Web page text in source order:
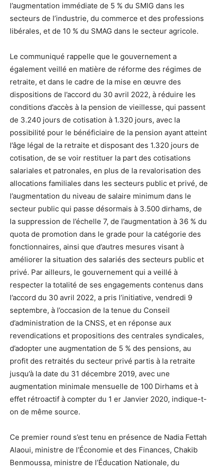
l’augmentation immédiate de 5 % du SMIG dans les
secteurs de l’industrie, du commerce et des professions
libérales, et de 10 % du SMAG dans le secteur agricole.
Le communiqué rappelle que le gouvernement a
également veillé en matière de réforme des régimes de
retraite, et dans le cadre de la mise en œuvre des
dispositions de l’accord du 30 avril 2022, à réduire les
conditions d’accès à la pension de vieillesse, qui passent
de 3.240 jours de cotisation à 1.320 jours, avec la
possibilité pour le bénéficiaire de la pension ayant atteint
l’âge légal de la retraite et disposant des 1.320 jours de
cotisation, de se voir restituer la part des cotisations
salariales et patronales, en plus de la revalorisation des
allocations familiales dans les secteurs public et privé, de
l’augmentation du niveau de salaire minimum dans le
secteur public qui passe désormais à 3.500 dirhams, de
la suppression de l’échelle 7, de l’augmentation à 36 % du
quota de promotion dans le grade pour la catégorie des
fonctionnaires, ainsi que d’autres mesures visant à
améliorer la situation des salariés des secteurs public et
privé. Par ailleurs, le gouvernement qui a veillé à
respecter la totalité de ses engagements contenus dans
l’accord du 30 avril 2022, a pris l’initiative, vendredi 9
septembre, à l’occasion de la tenue du Conseil
d’administration de la CNSS, et en réponse aux
revendications et propositions des centrales syndicales,
d’adopter une augmentation de 5 % des pensions, au
profit des retraités du secteur privé partis à la retraite
jusqu’à la date du 31 décembre 2019, avec une
augmentation minimale mensuelle de 100 Dirhams et à
effet rétroactif à compter du 1 er Janvier 2020, indique-t-
on de même source.
Ce premier round s’est tenu en présence de Nadia Fettah
Alaoui, ministre de l’Économie et des Finances, Chakib
Benmoussa, ministre de l’Éducation Nationale, du